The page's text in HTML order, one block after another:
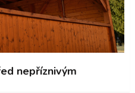
nepříznivým